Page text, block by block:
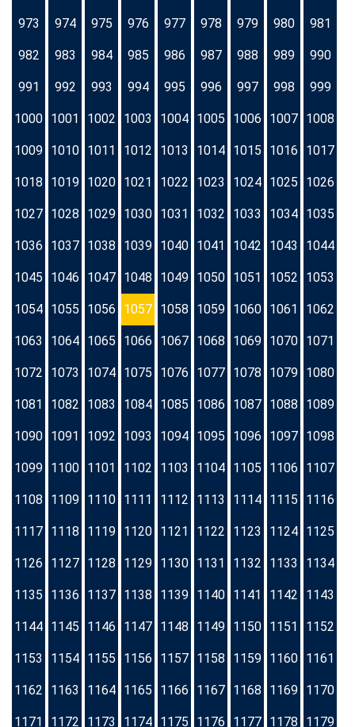
973 974 975 976 977 978 979 980 981
982 983 984 985 986 987 988 989 990
991 992 993 994 995 996 997 998 999
1000 1001 1002 1003 1004 1005 1006 1007 1008
1009 1010 1011 1012 1013 1014 1015 1016 1017
1018 1019 1020 1021 1022 1023 1024 1025 1026
1027 1028 1029 1030 1031 1032 1033 1034 1035
1036 1037 1038 1039 1040 1041 1042 1043 1044
1045 1046 1047 1048 1049 1050 1051 1052 1053
1054 1055 1056 1057 1058 1059 1060 1061 1062
1063 1064 1065 1066 1067 1068 1069 1070 1071
1072 1073 1074 1075 1076 1077 1078 1079 1080
1081 1082 1083 1084 1085 1086 1087 1088 1089
1090 1091 1092 1093 1094 1095 1096 1097 1098
1099 1100 1101 1102 1103 1104 1105 1106 1107
1108 1109 1110 1111 1112 1113 1114 1115 1116
1117 1118 1119 1120 1121 1122 1123 1124 1125
1126 1127 1128 1129 1130 1131 1132 1133 1134
1135 1136 1137 1138 1139 1140 1141 1142 1143
1144 1145 1146 1147 1148 1149 1150 1151 1152
1153 1154 1155 1156 1157 1158 1159 1160 1161
1162 1163 1164 1165 1166 1167 1168 1169 1170
1171 1172 1173 1174 1175 1176 1177 1178 1179